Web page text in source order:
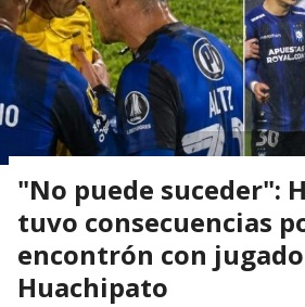
"No puede suceder":
tuvo consecuencias
encontrón con
Huachipato